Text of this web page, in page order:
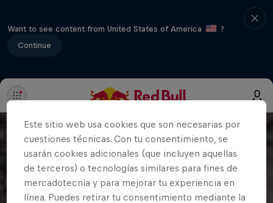
Want to see content from United States of America
?
Continue
Este sitio web usa cookies que son necesarias por
cuestiones técnicas. Con tu consentimiento, se
usarán cookies adicionales (que incluyen aquellas
de terceros) o tecnologías similares para fines de
mercadotecnia y para mejorar tu experiencia en
línea. Puedes retirar tu consentimiento mediante la